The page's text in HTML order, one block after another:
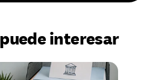
interesar